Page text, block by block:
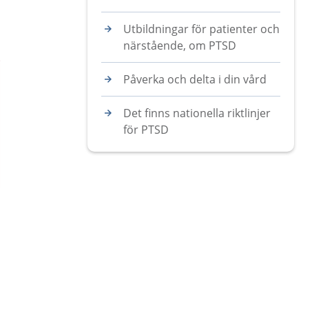
Utbildningar för patienter och
närstående, om PTSD
Påverka och delta i din vård
Det finns nationella riktlinjer
för PTSD